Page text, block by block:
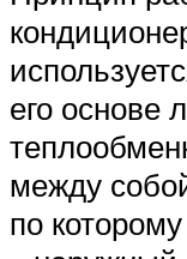
его основе
между
по